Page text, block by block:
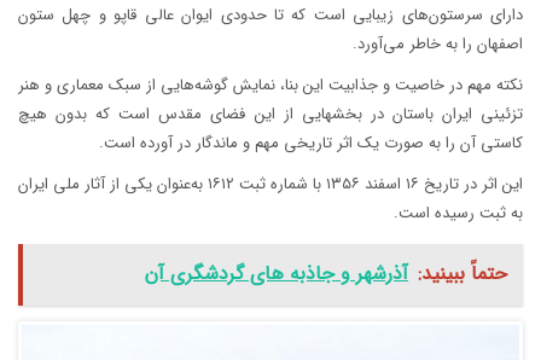
دارای سرستون‌های زیبایی است که تا حدودی ایوان عالی قاپو و چهل ستون
اصفهان را به خاطر می‌آورد.
نکته مهم در خاصیت و جذابیت این بنا، نمایش گوشه‌هایی از سبک معماری و هنر
تزئینی ایران باستان در بخشهایی از این فضای مقدس است که بدون هیچ
کاستی آن را به صورت یک اثر تاریخی مهم و ماندگار در آورده است.
این اثر در تاریخ ۱۶ اسفند ۱۳۵۶ با شماره ثبت ۱۶۱۲ به‌عنوان یکی از آثار ملی ایران
به ثبت رسیده است.
حتماً ببینید: آذرشهر و جاذبه های گردشگری آن